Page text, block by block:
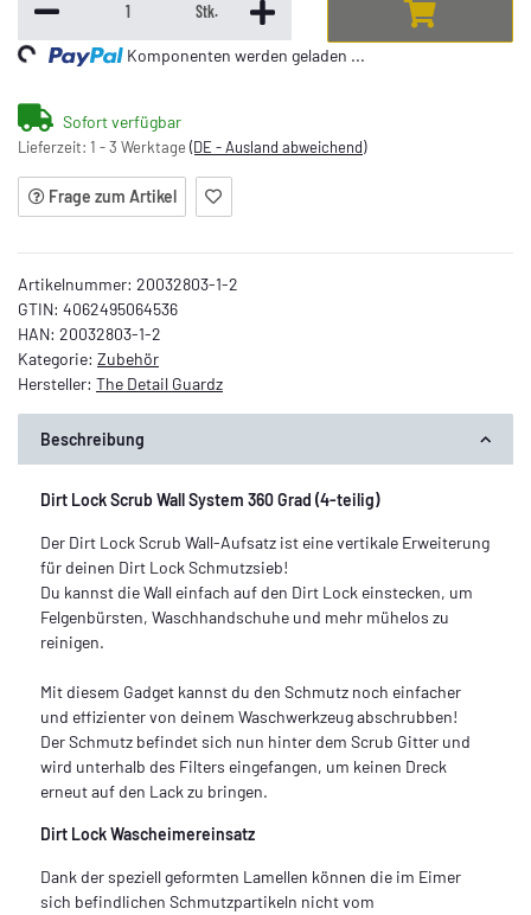
Stk.
Komponenten werden geladen ...
Sofort verfügbar
Lieferzeit: 1 - 3 Werktage (DE - Ausland abweichend)
Frage zum Artikel
Artikelnummer: 20032803-1-2
GTIN: 4062495064536
HAN: 20032803-1-2
Kategorie: Zubehör
Hersteller: The Detail Guardz
Beschreibung
Dirt Lock Scrub Wall System 360 Grad (4-teilig)
Der Dirt Lock Scrub Wall-Aufsatz ist eine vertikale Erweiterung
für deinen Dirt Lock Schmutzsieb!
Du kannst die Wall einfach auf den Dirt Lock einstecken, um
Felgenbürsten, Waschhandschuhe und mehr mühelos zu
reinigen.
Mit diesem Gadget kannst du den Schmutz noch einfacher
und effizienter von deinem Waschwerkzeug abschrubben!
Der Schmutz befindet sich nun hinter dem Scrub Gitter und
wird unterhalb des Filters eingefangen, um keinen Dreck
erneut auf den Lack zu bringen.
Dirt Lock Wascheimereinsatz
Dank der speziell geformten Lamellen können die im Eimer
sich befindlichen Schmutzpartikeln nicht vom